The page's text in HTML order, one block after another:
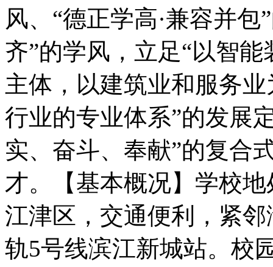
风、“德正学高·兼容并包
齐”的学风，立足“以智
主体，以建筑业和服务
行业的专业体系”的发展
实、奋斗、奉献”的复合
才。【基本概况】学校
江津区，交通便利，紧
轨5号线滨江新城站。校